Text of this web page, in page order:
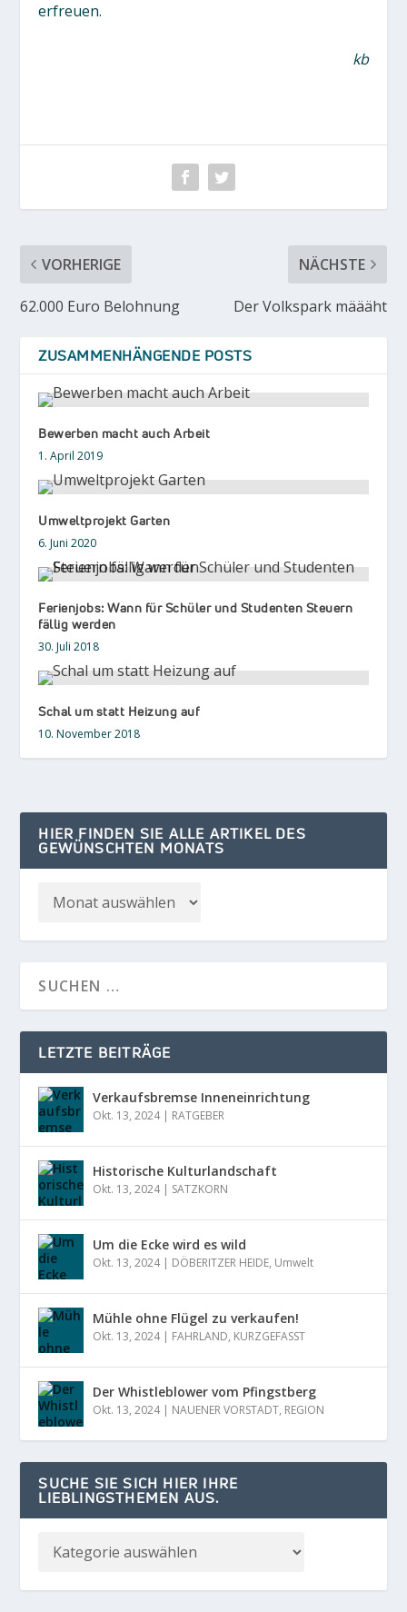
erfreuen.
kb
VORHERIGE
62.000 Euro Belohnung
NÄCHSTE
Der Volkspark määäht
ZUSAMMENHÄNGENDE POSTS
Bewerben macht auch Arbeit
1. April 2019
Umweltprojekt Garten
6. Juni 2020
Ferienjobs: Wann für Schüler und Studenten Steuern
fällig werden
30. Juli 2018
Schal um statt Heizung auf
10. November 2018
HIER FINDEN SIE ALLE ARTIKEL DES
GEWÜNSCHTEN MONATS
LETZTE BEITRÄGE
Verkaufsbremse Inneneinrichtung
Okt. 13, 2024| RATGEBER
Historische Kulturlandschaft
Okt. 13, 2024| SATZKORN
Um die Ecke wird es wild
Okt. 13, 2024| DÖBERITZER HEIDE, Umwelt
Mühle ohne Flügel zu verkaufen!
Okt. 13, 2024| FAHRLAND, KURZGEFASST
Der Whistleblower vom Pfingstberg
Okt. 13, 2024| NAUENER VORSTADT, REGION
SUCHE SIE SICH HIER IHRE
LIEBLINGSTHEMEN AUS.